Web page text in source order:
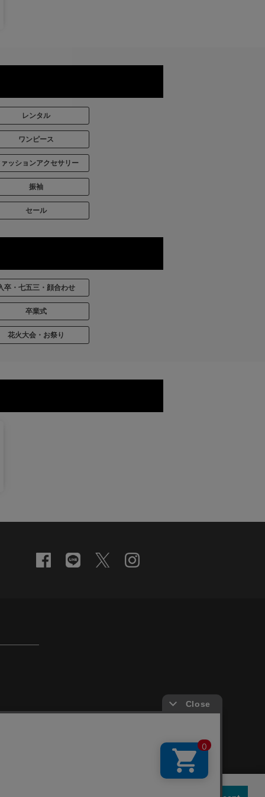
レンタル
ワンピース
ッションアクセサリー
振袖
セール
卒・七五三・顔合わせ
卒業式
花火大会・お祭り
our site is used.